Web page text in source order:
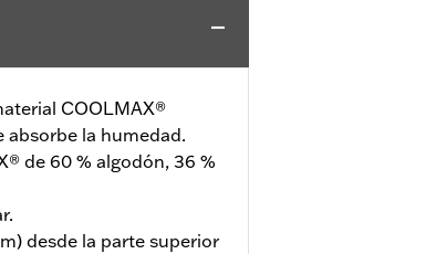
COOLMAX®
absorbe la humedad.
de 60 % algodón, 36 %
desde la parte superior